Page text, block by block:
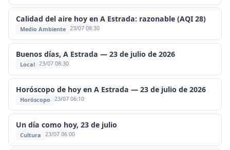
Calidad del aire hoy en A Estrada: razonable (AQI 28)
Medio Ambiente 23/07 08:30
Buenos días, A Estrada — 23 de julio de 2026
Local 23/07 08:30
Horóscopo de hoy en A Estrada — 23 de julio de 2026
Horóscopo 23/07 06:10
Un día como hoy, 23 de julio
Cultura 23/07 06:00